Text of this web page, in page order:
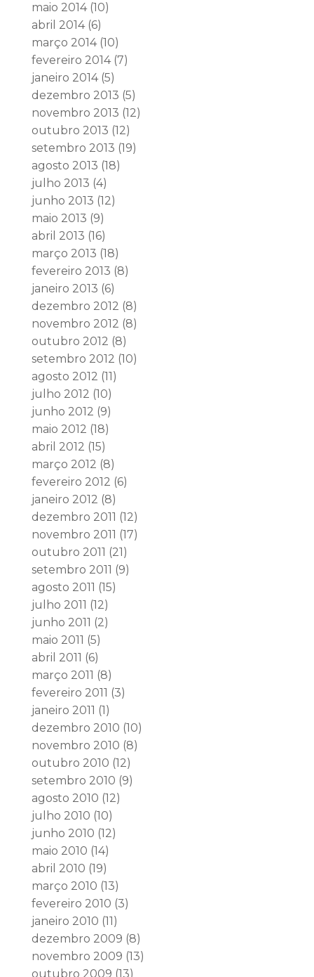
maio 2014(10)
abril 2014(6)
março 2014(10)
fevereiro 2014(7)
janeiro 2014(5)
dezembro 2013 (5)
novembro 2013 (12)
outubro 2013 (12)
setembro 2013 (19)
agosto 2013 (18)
julho 2013 (4)
junho 2013 (12)
maio 2013 (9)
abril 2013 (16)
março 2013 (18)
fevereiro 2013 (8)
janeiro 2013 (6)
dezembro 2012 (8)
novembro 2012 (8)
outubro 2012 (8)
setembro 2012 (10)
agosto 2012 (11)
julho 2012 (10)
junho 2012 (9)
maio 2012 (18)
abril 2012 (15)
março 2012 (8)
fevereiro 2012 (6)
janeiro 2012 (8)
dezembro 2011 (12)
novembro 2011 (17)
outubro 2011 (21)
setembro 2011 (9)
agosto 2011 (15)
julho 2011 (12)
junho 2011 (2)
maio 2011 (5)
abril 2011 (6)
março 2011 (8)
fevereiro 2011 (3)
janeiro 2011 (1)
dezembro 2010 (10)
novembro 2010 (8)
outubro 2010 (12)
setembro 2010 (9)
agosto 2010 (12)
julho 2010 (10)
junho 2010 (12)
maio 2010 (14)
abril 2010 (19)
março 2010 (13)
fevereiro 2010 (3)
janeiro 2010 (11)
dezembro 2009 (8)
novembro 2009 (13)
outubro 2009 (13)